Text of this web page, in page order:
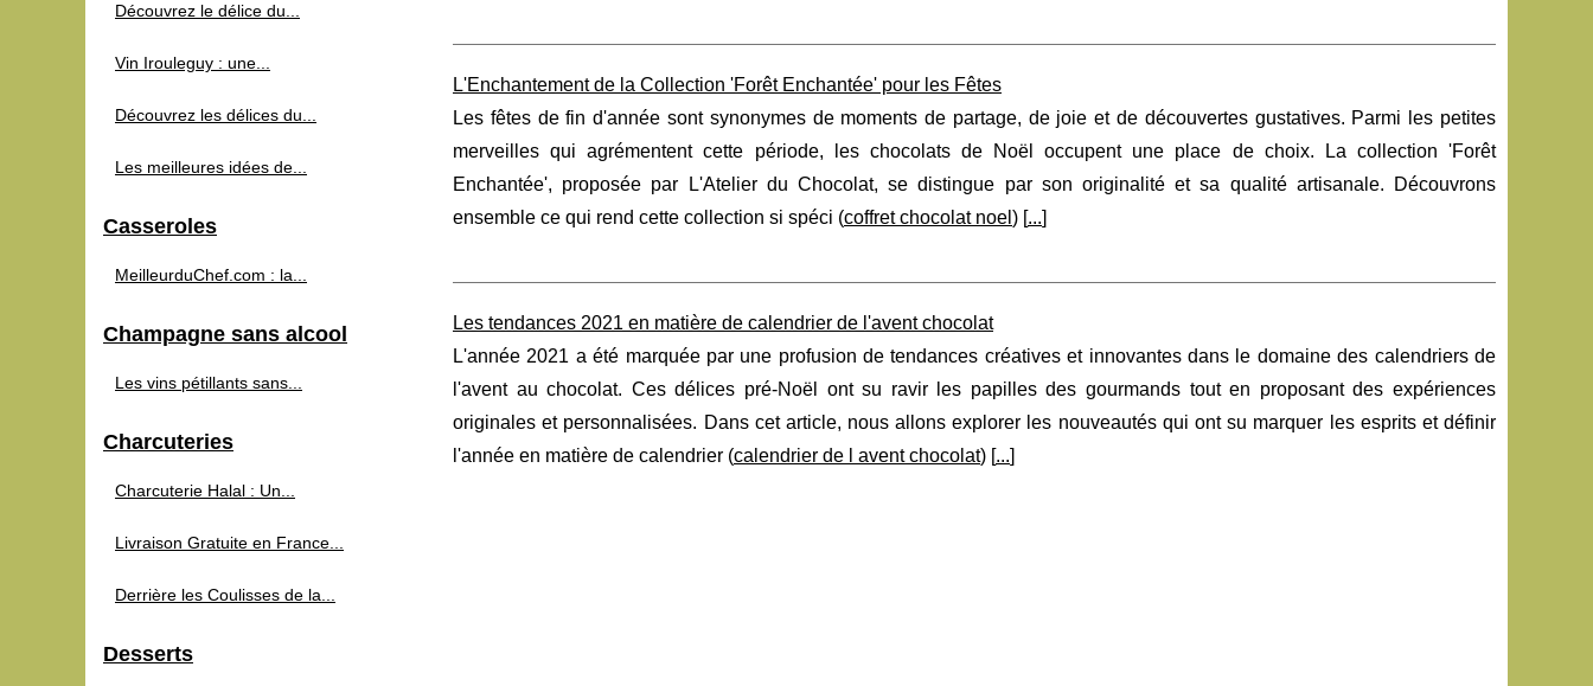
L'Enchantement de la Collection 'Forêt Enchantée' pour les Fêtes
Les fêtes de fin d'année sont synonymes de moments de partage, de joie et de découvertes gustatives. Parmi les petites
merveilles qui agrémentent cette période, les chocolats de Noël occupent une place de choix. La collection 'Forêt
Enchantée', proposée par L'Atelier du Chocolat, se distingue par son originalité et sa qualité artisanale. Découvrons
ensemble ce qui rend cette collection si spéci (coffret chocolat noel ) [...]
Les tendances 2021 en matière de calendrier de l'avent chocolat
L'année 2021 a été marquée par une profusion de tendances créatives et innovantes dans le domaine des calendriers de
l'avent au chocolat. Ces délices pré-Noël ont su ravir les papilles des gourmands tout en proposant des expériences
originales et personnalisées. Dans cet article, nous allons explorer les nouveautés qui ont su marquer les esprits et définir
l'année en matière de calendrier (calendrier de l avent chocolat) [...]
Découvrez le délice du...
Vin Irouleguy : une...
Découvrez les délices du...
Les meilleures idées de...
Casseroles
MeilleurduChef.com : la...
Champagne sans alcool
Les vins pétillants sans...
Charcuteries
Charcuterie Halal : Un...
Livraison Gratuite en France...
Derrière les Coulisses de la...
Desserts